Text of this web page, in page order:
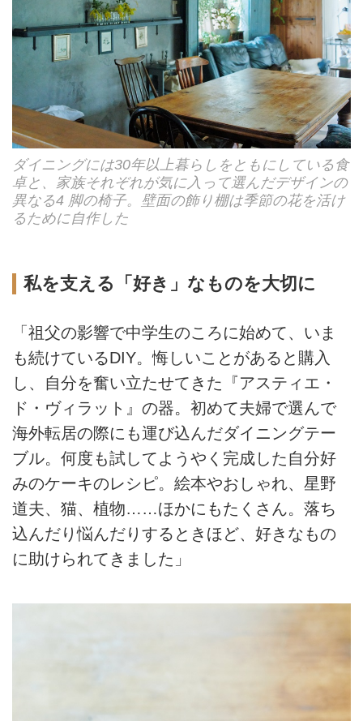
ダイニングには30年以上暮らしをともにしている食
卓と、家族それぞれが気に入って選んだデザインの
異なる4 脚の椅子。壁面の飾り棚は季節の花を活け
るために自作した
私を支える「好き」なものを大切に
「祖父の影響で中学生のころに始めて、いま
も続けているDIY。悔しいことがあると購入
し、自分を奮い立たせてきた『アスティエ・
ド・ヴィラット』の器。初めて夫婦で選んで
海外転居の際にも運び込んだダイニングテー
ブル。何度も試してようやく完成した自分好
みのケーキのレシピ。絵本やおしゃれ、星野
道夫、猫、植物……ほかにもたくさん。落ち
込んだり悩んだりするときほど、好きなもの
に助けられてきました」